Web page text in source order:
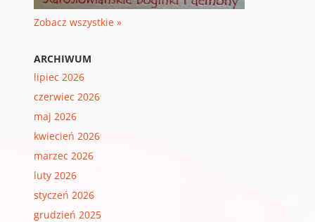
Zobacz wszystkie »
ARCHIWUM
lipiec 2026
czerwiec 2026
maj 2026
kwiecień 2026
marzec 2026
luty 2026
styczeń 2026
grudzień 2025